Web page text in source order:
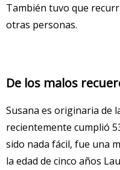
También tuvo que
otras personas.
De los malos
Susana es originaria de
recientemente cumplió
sido nada fácil, fue una
la edad de cinco años